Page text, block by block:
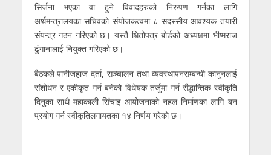
सिर्जना भएका वा हुने विवादहरुको निरुपण गर्नका लागि
अर्थमन्त्रालयका सचिवको संयोजकत्वमा ८ सदस्सीय आवश्यक तयारी
संयन्त्र गठन गरिएको छ। यस्तै धितोपत्र बोर्डको अध्यक्षमा भीष्मराज
ढुंगानालाई नियुक्त गरिएको छ।
बैठकले पानीजहाज दर्ता, सञ्चालन तथा व्यवस्थापनसम्बन्धी कानुनलाई
संशोधन र एकीकृत गर्न बनेको विधेयक तर्जुमा गर्न सैद्धान्तिक स्वीकृति
दिनुका साथै महाकाली सिंचाइ आयोजनाको नहल निर्माणका लागि बन
प्रयोग गर्न स्वीकृतिलगायतका १४ निर्णय गरेको छ।